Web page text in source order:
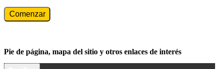
Comenzar
Pie de página, mapa del sitio y otros enlaces de interés